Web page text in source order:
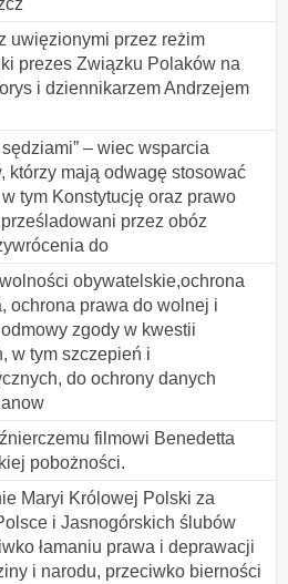
uwięzionymi przez reżim
prezes Związku Polaków na
i dziennikarzem Andrzejem
– wiec wsparcia
którzy mają odwagę stosować
tym Konstytucję oraz prawo
przez obóz
do
obywatelskie,ochrona
ochrona prawa do wolnej i
zgody w kwestii
w tym szczepień i
do ochrony danych
filmowi Benedetta
pobożności.
Maryi Królowej Polski za
i Jasnogórskich ślubów
łamaniu prawa i deprawacji
i narodu, przeciwko bierności